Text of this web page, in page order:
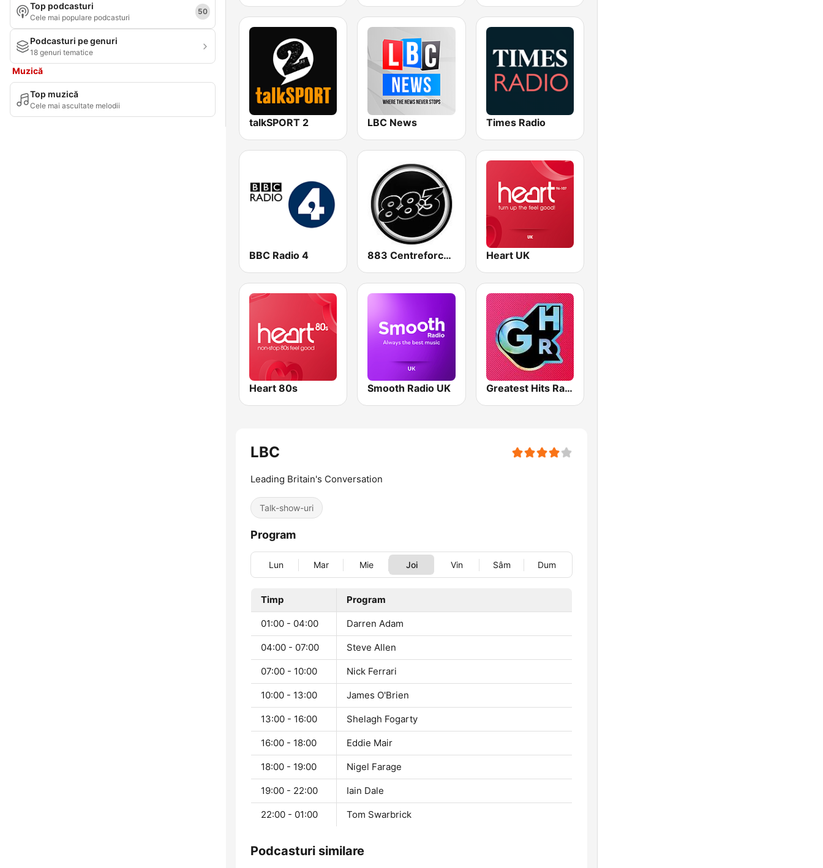
Top podcasturi
Cele mai populare podcasturi
50
Podcasturi pe genuri
18 genuri tematice
Muzică
Top muzică
Cele mai ascultate melodii
talkSPORT 2 LBC News Times Radio
BBC Radio 4 883 Centreforce radio Heart UK
Heart 80s Smooth Radio UK Greatest Hits Radio
LBC
Leading Britain's Conversation
Talk-show-uri
Program
Lun Mar Mie Joi Vin Sâm Dum
Timp Program
01:00 - 04:00 Darren Adam
04:00 - 07:00 Steve Allen
07:00 - 10:00 Nick Ferrari
10:00 - 13:00 James O'Brien
13:00 - 16:00 Shelagh Fogarty
16:00 - 18:00 Eddie Mair
18:00 - 19:00 Nigel Farage
19:00 - 22:00 Iain Dale
22:00 - 01:00 Tom Swarbrick
Podcasturi similare